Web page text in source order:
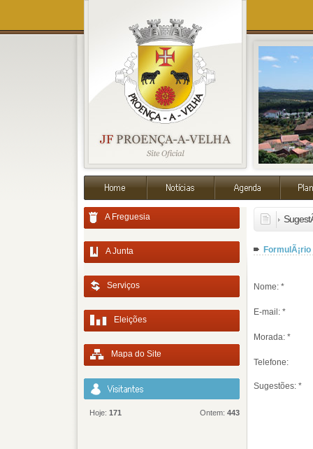
A Freguesia
A Junta
Serviços
Eleições
Mapa do Site
Hoje: 171 Ontem: 443
Nome: *
E-mail: *
Morada: *
Telefone:
Sugestões: *